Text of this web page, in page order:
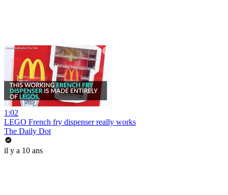
1:02
LEGO French fry dispenser really works
The Daily Dot
il y a 10 ans